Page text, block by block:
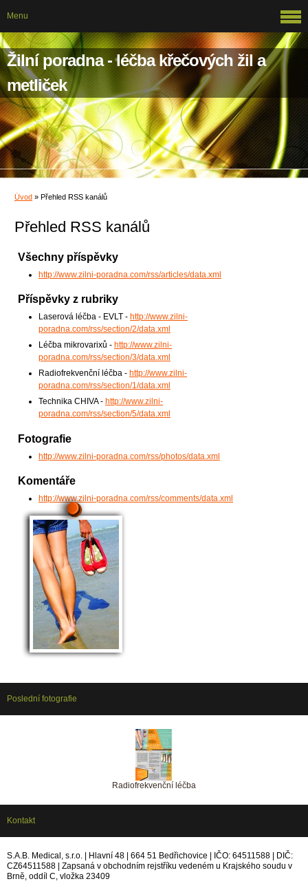
Žilní poradna - léčba křečových žil a
metliček
Úvod » Přehled RSS kanálů
Přehled RSS kanálů
Všechny příspěvky
http://www.zilni-poradna.com/rss/articles/data.xml
Příspěvky z rubriky
Laserová léčba - EVLT - http://www.zilni-
poradna.com/rss/section/2/data.xml
Léčba mikrovarixů - http://www.zilni-
poradna.com/rss/section/3/data.xml
Radiofrekvenční léčba - http://www.zilni-
poradna.com/rss/section/1/data.xml
Technika CHIVA - http://www.zilni-
poradna.com/rss/section/5/data.xml
Fotografie
http://www.zilni-poradna.com/rss/photos/data.xml
Komentáře
http://www.zilni-poradna.com/rss/comments/data.xml
Menu
Poslední fotografie
Radiofrekvenční léčba
Kontakt
S.A.B. Medical, s.r.o. | Hlavní 48 | 664 51 Bedřichovice | IČO: 64511588 | DIČ:
CZ64511588 | Zapsaná v obchodním rejstříku vedeném u Krajského soudu v
Brně, oddíl C, vložka 23409